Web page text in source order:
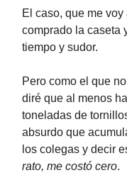
El caso, que me
comprado la caseta
tiempo y sudor.
Pero como el que
diré que al menos
toneladas de
absurdo que
los colegas y decir
rato, me costó cero.